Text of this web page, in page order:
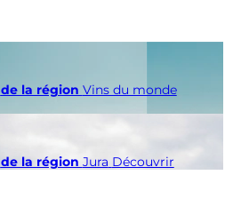
de la région Vins du monde
de la région Jura Découvrir